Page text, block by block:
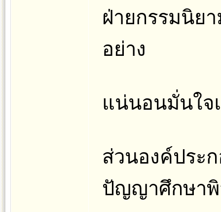
ฝ่ายกรรมนิย
อย่าง
แน่นอนมั่นใจ
ส่วนองค์ประ
ปัญญาศึกษาพิ